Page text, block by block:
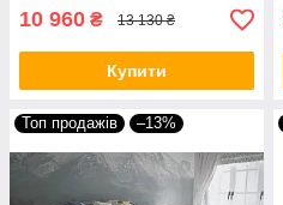
10 960 ₴ 13 130 ₴
Купити
Топ продажів –13%